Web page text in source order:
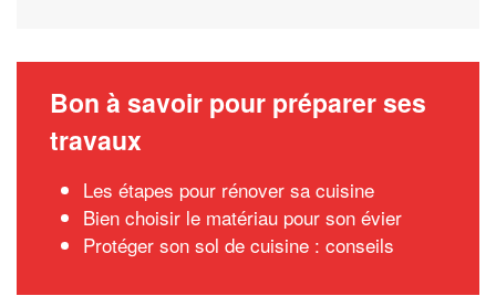
Bon à savoir pour préparer ses
travaux
Les étapes pour rénover sa cuisine
Bien choisir le matériau pour son évier
Protéger son sol de cuisine : conseils